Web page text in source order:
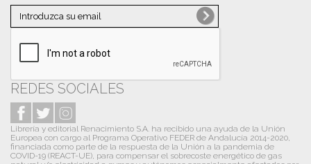
REDES SOCIALES
Librería y editorial Renacimiento S.A. ha recibido una ayuda de la Unión
Europea con cargo al Programa Operativo FEDER de Andalucía 2014-2020,
financiada como parte de la respuesta de la Unión a la pandemia de
COVID-19 (REACT-UE), para compensar el sobrecoste energético de gas